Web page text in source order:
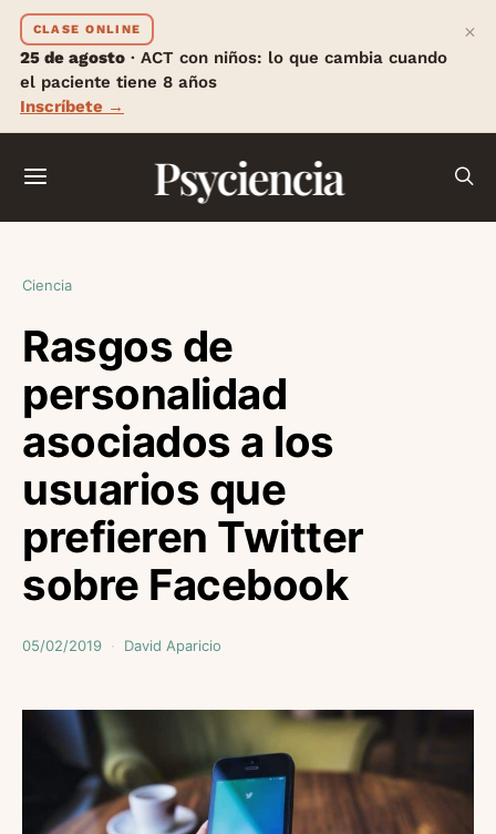
CLASE ONLINE
25 de agosto · ACT con niños: lo que cambia cuando
el paciente tiene 8 años
Inscríbete →
×
Psyciencia
Ciencia
Rasgos de
personalidad
asociados a los
usuarios que
prefieren Twitter
sobre Facebook
05/02/2019 David Aparicio